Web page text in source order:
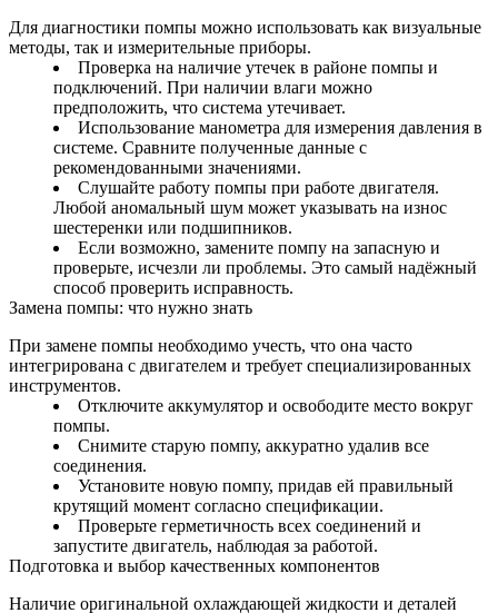
Для диагностики помпы можно использовать как визуальные
методы, так и измерительные приборы.
Проверка на наличие утечек в районе помпы и
подключений. При наличии влаги можно
предположить, что система утечивает.
Использование манометра для измерения давления в
системе. Сравните полученные данные с
рекомендованными значениями.
Слушайте работу помпы при работе двигателя.
Любой аномальный шум может указывать на износ
шестеренки или подшипников.
Если возможно, замените помпу на запасную и
проверьте, исчезли ли проблемы. Это самый надёжный
способ проверить исправность.
Замена помпы: что нужно знать
При замене помпы необходимо учесть, что она часто
интегрирована с двигателем и требует специализированных
инструментов.
Отключите аккумулятор и освободите место вокруг
помпы.
Снимите старую помпу, аккуратно удалив все
соединения.
Установите новую помпу, придав ей правильный
крутящий момент согласно спецификации.
Проверьте герметичность всех соединений и
запустите двигатель, наблюдая за работой.
Подготовка и выбор качественных компонентов
Наличие оригинальной охлаждающей жидкости и деталей